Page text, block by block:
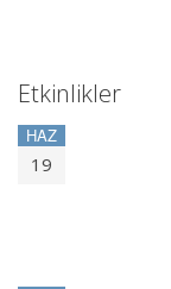
Etkinlikler
HAZ
19